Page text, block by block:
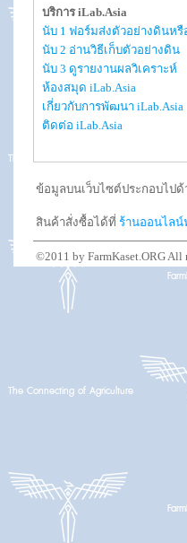
บริการ iLab.Asia
นับ 1 ฟอร์มส่งตัวอย่างดินหรื
นับ 2 อ่านวิธีเก็บตัวอย่างดิน
นับ 3 ดูรายงานผลวิเคราะห์
ห้องสมุด iLab.Asia
เกี่ยวกับการพัฒนา iLab.Asia
ติดต่อ iLab.Asia
ข้อมูลบนเว็บไซต์ประกอบไป
สินค้าสั่งซื้อได้ที่ ร้านออนไลน์
©2011 by FarmKaset.ORG All